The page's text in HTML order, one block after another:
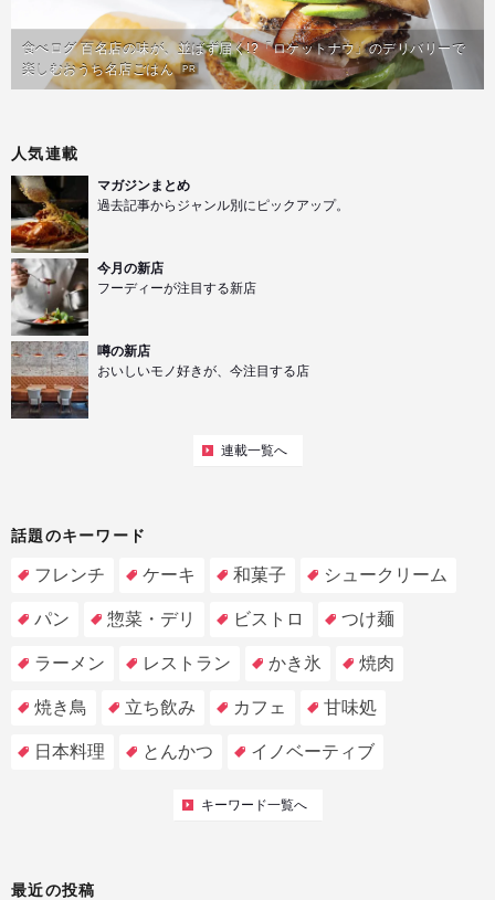
食べログ 百名店の味が、並ばず届く!?「ロケットナウ」のデリバリーで
楽しむおうち名店ごはん PR
人気連載
マガジンまとめ
過去記事からジャンル別にピックアップ。
今月の新店
フーディーが注目する新店
噂の新店
おいしいモノ好きが、今注目する店
連載一覧へ
話題のキーワード
フレンチ ケーキ 和菓子 シュークリーム
パン 惣菜・デリ ビストロ つけ麺
ラーメン レストラン かき氷 焼肉
焼き鳥 立ち飲み カフェ 甘味処
日本料理 とんかつ イノベーティブ
キーワード一覧へ
最近の投稿